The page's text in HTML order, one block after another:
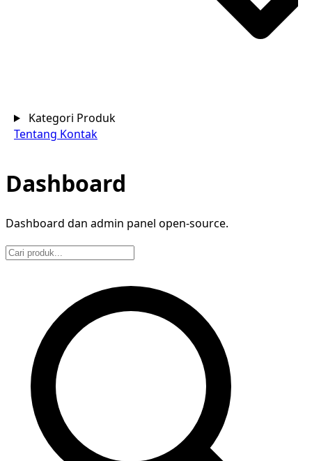
Kategori Produk
Tentang Kontak
Dashboard
Dashboard dan admin panel open-source.